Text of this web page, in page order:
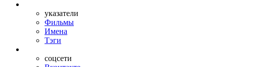
указатели
Фильмы
Имена
Тэги
соцсети